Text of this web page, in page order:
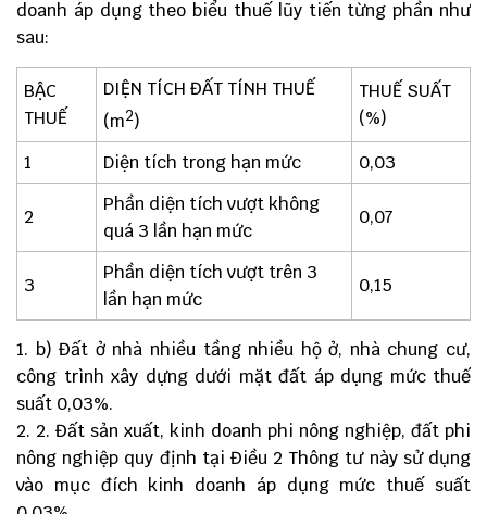
doanh áp dụng theo biểu thuế lũy tiến từng phần như
sau:
BẬC
THUẾ
DIỆN TÍCH ĐẤT TÍNH THUẾ
(m2)
THUẾ SUẤT
(%)
1
Diện tích trong hạn mức 0,03
2
Phần diện tích vượt không
quá 3 lần hạn mức
0,07
3
Phần diện tích vượt trên 3
lần hạn mức
0,15
b) Đất ở nhà nhiều tầng nhiều hộ ở, nhà chung cư,
công trình xây dựng dưới mặt đất áp dụng mức thuế
suất 0,03%.
2. Đất sản xuất, kinh doanh phi nông nghiệp, đất phi
nông nghiệp quy định tại Điều 2 Thông tư này sử dụng
vào mục đích kinh doanh áp dụng mức thuế suất